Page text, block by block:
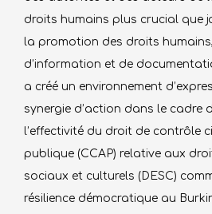
DANS
(13)
REGIONS
DU
BURKINA
droits humains plus crucial que
la promotion des droits
d’information et de
a créé un environnement
synergie d’action dans le cadre
l’effectivité du droit de contrôle
publique (CCAP) relative aux
sociaux et culturels (DESC)
résilience démocratique au